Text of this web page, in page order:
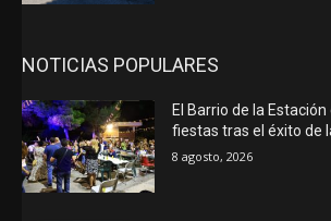
NOTICIAS POPULARES
El Barrio de la
fiestas tras el éxito de
8 agosto, 2026